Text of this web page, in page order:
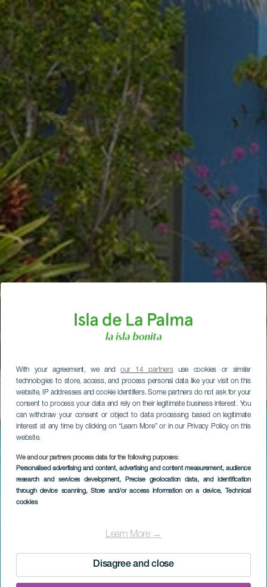
With your agreement, we andour 14 partnersuse cookies or similar
technologies to store, access, and process personal data like your visit on this
website, IP addresses and cookie identifiers. Some partners do not ask for your
consent to process your data and rely on their legitimate business interest. You
can withdraw your consent or object to data processing based on legitimate
interest at any time by clicking on “Learn More” or in our Privacy Policy on this
website.
We and our partners process data for the following purposes:
Personalised advertising and content, advertising and content measurement, audience
research and services development, Precise geolocation data, and identification
through device scanning, Store and/or access information on a device, Technical
cookies
Learn More →
Disagree and close